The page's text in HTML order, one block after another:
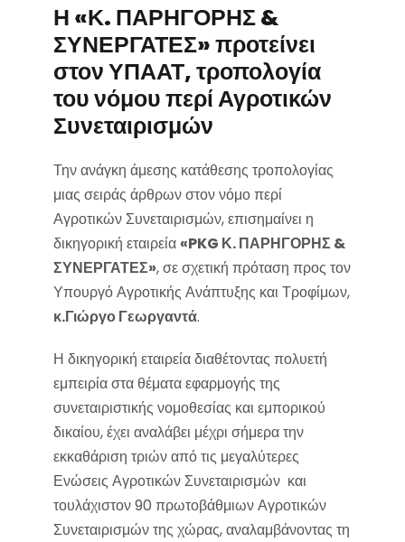
Η «Κ. ΠΑΡΗΓΟΡΗΣ &
ΣΥΝΕΡΓΑΤΕΣ» προτείνει
στον ΥΠΑΑΤ, τροπολογία
του νόμου περί Αγροτικών
Συνεταιρισμών
Την ανάγκη άμεσης κατάθεσης τροπολογίας
μιας σειράς άρθρων στον νόμο περί
Αγροτικών Συνεταιρισμών, επισημαίνει η
δικηγορική εταιρεία «PKG Κ. ΠΑΡΗΓΟΡΗΣ &
ΣΥΝΕΡΓΑΤΕΣ», σε σχετική πρόταση προς τον
Υπουργό Αγροτικής Ανάπτυξης και Τροφίμων,
κ.Γιώργο Γεωργαντά.
Η δικηγορική εταιρεία διαθέτοντας πολυετή
εμπειρία στα θέματα εφαρμογής της
συνεταιριστικής νομοθεσίας και εμπορικού
δικαίου, έχει αναλάβει μέχρι σήμερα την
εκκαθάριση τριών από τις μεγαλύτερες
Ενώσεις Αγροτικών Συνεταιρισμών και
τουλάχιστον 90 πρωτοβάθμιων Αγροτικών
Συνεταιρισμών της χώρας, αναλαμβάνοντας τη